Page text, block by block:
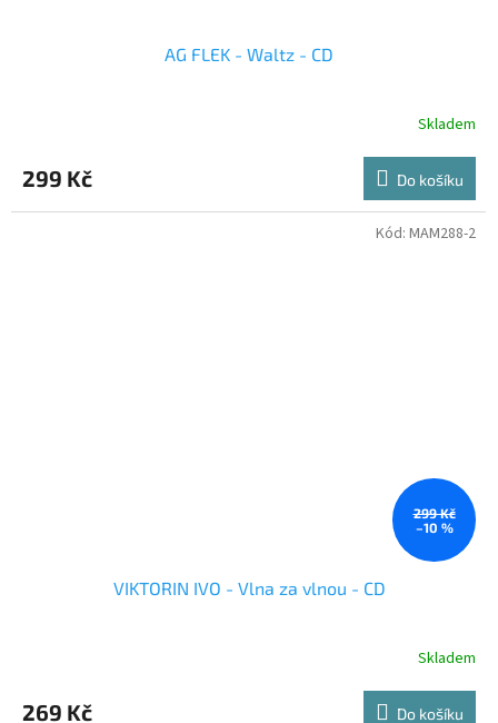
AG FLEK - Waltz - CD
Skladem
299 Kč Do košíku
299 Kč
–10 %
VIKTORIN IVO - Vlna za vlnou - CD
Skladem
269 Kč Do košíku
Kód: MAM288-2